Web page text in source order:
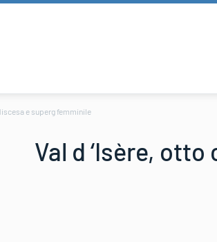
e superg femminile
Val d ‘Isère,